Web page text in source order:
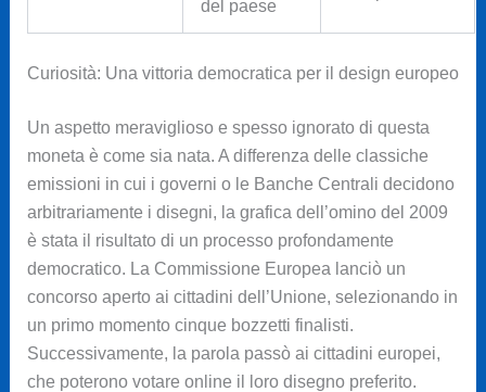
del paese
Curiosità: Una vittoria democratica per il design europeo
Un aspetto meraviglioso e spesso ignorato di questa
moneta è come sia nata. A differenza delle classiche
emissioni in cui i governi o le Banche Centrali decidono
arbitrariamente i disegni, la grafica dell’omino del 2009
è stata il risultato di un processo profondamente
democratico. La Commissione Europea lanciò un
concorso aperto ai cittadini dell’Unione, selezionando in
un primo momento cinque bozzetti finalisti.
Successivamente, la parola passò ai cittadini europei,
che poterono votare online il loro disegno preferito.